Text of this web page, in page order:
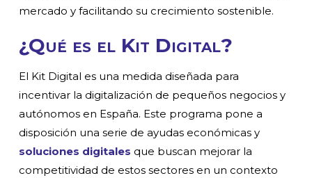
mercado y facilitando su crecimiento sostenible.
¿Qué es el Kit Digital?
El Kit Digital es una medida diseñada para
incentivar la digitalización de pequeños negocios y
autónomos en España. Este programa pone a
disposición una serie de ayudas económicas y
soluciones digitales que buscan mejorar la
competitividad de estos sectores en un contexto